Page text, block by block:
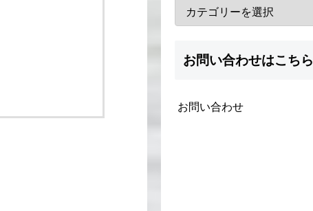
お問い合わせはこちら
お問い合わせ